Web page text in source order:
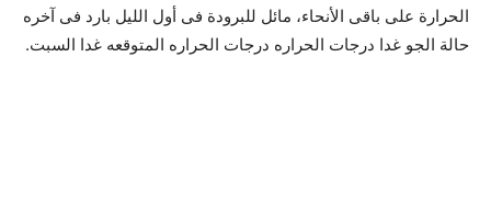
الحرارة على باقى الأنحاء، مائل للبرودة فى أول الليل بارد فى آخره
حالة الجو غدا درجات الحراره درجات الحراره المتوقعه غدا السبت.